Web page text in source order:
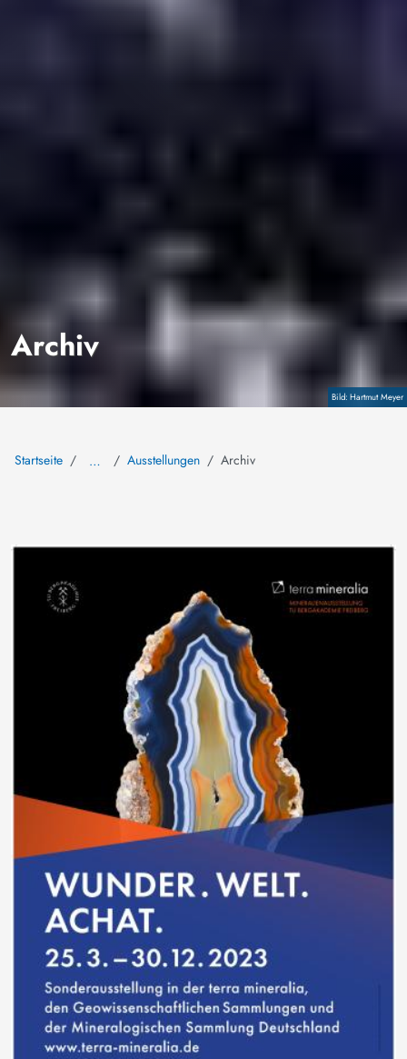
CopyrightHartmut Meyer
Archiv
Startseite … Ausstellungen Archiv
Bild